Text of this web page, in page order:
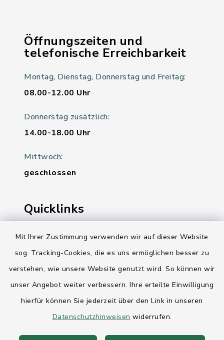
Mit Ihrer Zustimmung verwenden wir auf dieser Website
sog. Tracking-Cookies, die es uns ermöglichen besser zu
verstehen, wie unsere Website genutzt wird. So können wir
unser Angebot weiter verbessern. Ihre erteilte Einwilligung
hierfür können Sie jederzeit über den Link in unseren
Datenschutzhinweisen widerrufen.
Öffnungszeiten und
telefonische Erreichbarkeit
Montag, Dienstag, Donnerstag und Freitag:
08.00-12.00 Uhr
Donnerstag zusätzlich:
14.00-18.00 Uhr
Mittwoch:
geschlossen
Quicklinks
Ihre Behördennummer 115
Landesregierung Schleswig-Holstein
AktivRegion Mittelholstein